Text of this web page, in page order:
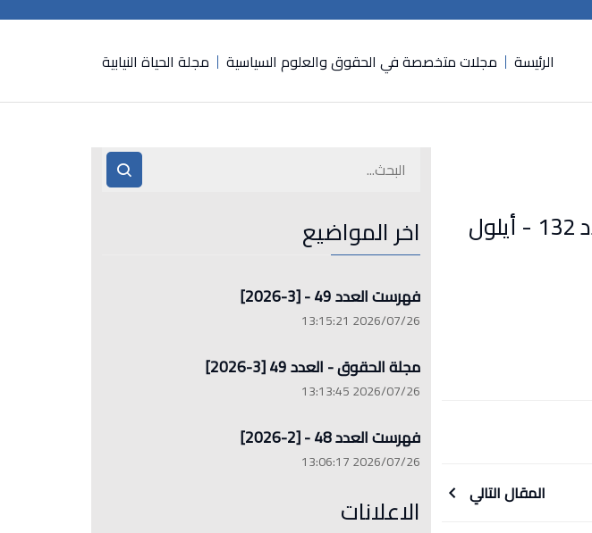
الرئيسة مجلات متخصصة في الحقوق والعلوم السياسية مجلة الحياة النيابية
مبدأ سنوية الموازنة العامة وأبرز الاستثناءات عليه - [العدد 132 - أيلول
المقال التالي
اخر المواضيع
فهرست العدد 49 - [3-2026]
2026/07/26 13:15:21
مجلة الحقوق - العدد 49 [3-2026]
2026/07/26 13:13:45
فهرست العدد 48 - [2-2026]
2026/07/26 13:06:17
الاعلانات